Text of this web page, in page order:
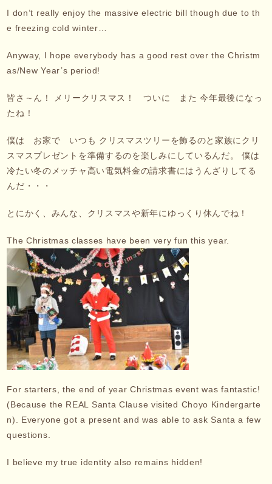
I don’t really enjoy the massive electric bill though due to th
e freezing cold winter…
Anyway, I hope everybody has a good rest over the Christm
as/New Year’s period!
皆さ～ん！ メリークリスマス！ ついに また 今年最後になっ
たね！
僕は お家で いつも クリスマスツリーを飾るのと家族にクリ
スマスプレゼントを準備するのを楽しみにしているんだ。 僕は
冷たい冬のメッチャ高い電気料金の請求書にはうんざりしてる
んだ・・・
とにかく、みんな、クリスマスや新年にゆっくり休んでね！
The Christmas classes have been very fun this year.
For starters, the end of year Christmas event was fantastic!
(Because the REAL Santa Clause visited Choyo Kindergarte
n). Everyone got a present and was able to ask Santa a few
questions.
I believe my true identity also remains hidden!